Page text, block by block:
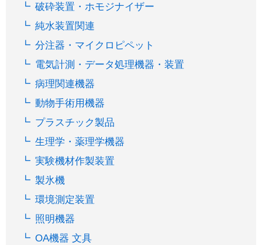
破砕装置・ホモジナイザー
純水装置関連
分注器・マイクロピペット
電気計測・データ処理機器・装置
病理関連機器
動物手術用機器
プラスチック製品
生理学・薬理学機器
実験機材作製装置
製氷機
環境測定装置
照明機器
OA機器 文具